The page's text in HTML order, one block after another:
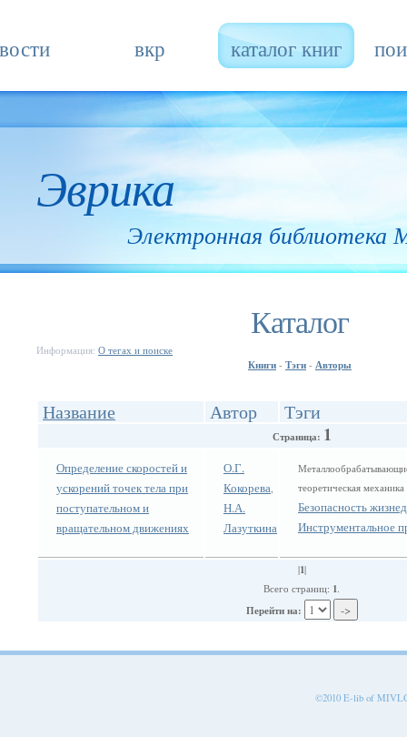
вкр каталог книг
Эврика
Электронная
Каталог
Информация: О тегах и поиске
Книги - Тэги - Авторы
Название Автор Тэги
Страница: 1
Определение скоростей и
ускорений точек тела при
поступательном и
вращательном движениях
О.Г.
Кокорева,
Н.А.
Лазуткина
теоретическая
Безопасность
Инструментальное
|1|
Всего страниц: 1.
Перейти на:
©2010 E-lib of